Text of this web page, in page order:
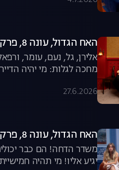
האח הגדול, עונה 8, פרק 65: הגמר הגדול
אלירן, גל, נעם, עומר,
מחכה לגלות: מי יהיה
27.6.2026
האח הגדול, עונה 8, פרק 64: מי תהיה חמישיית הגמר?
משדר הדחה! הם כבר
יגיע אליו! מי תהיה